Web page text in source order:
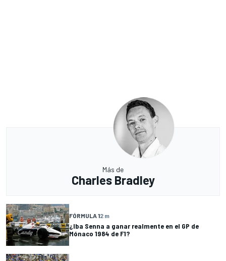
Más de
Charles Bradley
FÓRMULA 12 m
¿Iba Senna a ganar realmente en el GP de
Mónaco 1984 de F1?